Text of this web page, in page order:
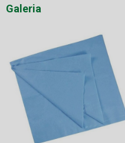
Galeria